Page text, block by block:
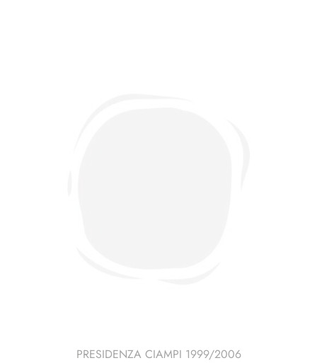
PRESIDENZA CIAMPI 1999/2006